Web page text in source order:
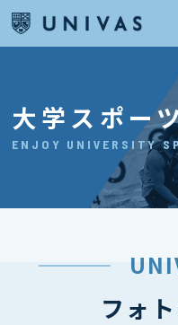
大学スポー
ENJOY UNIVERSITY
フォ